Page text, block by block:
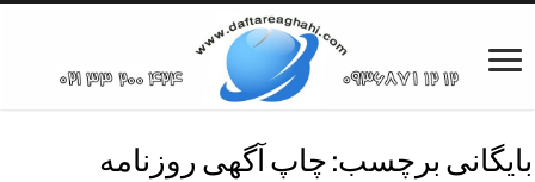
بایگانی برچسب: چاپ آگهی روزنامه